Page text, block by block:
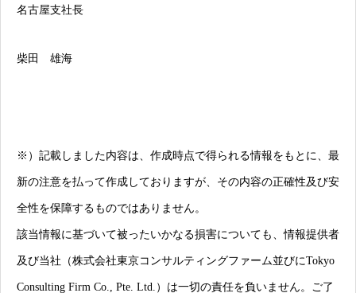
名古屋支社長
柴田 雄海
※）記載しました内容は、作成時点で得られる情報をもとに、最
新の注意を払って作成しておりますが、その内容の正確性及び安
全性を保障するものではありません。
該当情報に基づいて被ったいかなる損害についても、情報提供者
及び当社（株式会社東京コンサルティングファーム並びにTokyo
Consulting Firm Co., Pte. Ltd.）は一切の責任を負いません。ご了